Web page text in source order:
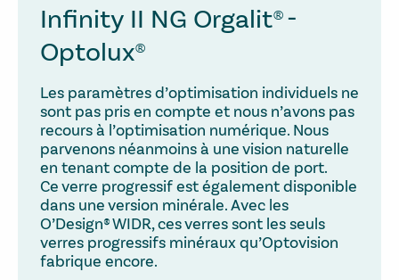
Infinity II NG Orgalit® -
Optolux®
Les paramètres d’optimisation individuels ne
sont pas pris en compte et nous n’avons pas
recours à l’optimisation numérique. Nous
parvenons néanmoins à une vision naturelle
en tenant compte de la position de port.
Ce verre progressif est également disponible
dans une version minérale. Avec les
O’Design® WIDR, ces verres sont les seuls
verres progressifs minéraux qu’Optovision
fabrique encore.